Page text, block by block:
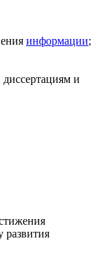
информации;
и
развития